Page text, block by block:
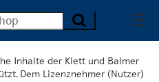
Inhalte der Klett und Balmer
Dem Lizenznehmer (Nutzer)